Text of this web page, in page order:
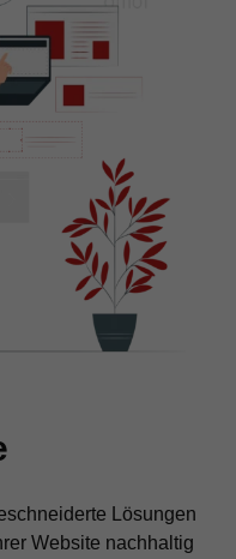
Lösungen
Website nachhaltig